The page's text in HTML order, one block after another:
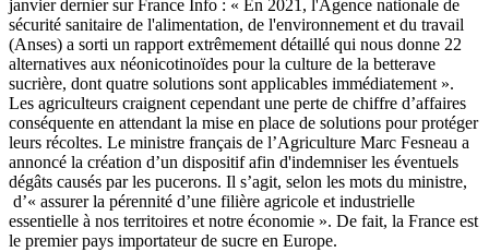
janvier dernier sur France Info : « En 2021, l'Agence nationale de
sécurité sanitaire de l'alimentation, de l'environnement et du travail
(Anses) a sorti un rapport extrêmement détaillé qui nous donne 22
alternatives aux néonicotinoïdes pour la culture de la betterave
sucrière, dont quatre solutions sont applicables immédiatement ».
Les agriculteurs craignent cependant une perte de chiffre d’affaires
conséquente en attendant la mise en place de solutions pour protéger
leurs récoltes. Le ministre français de l’Agriculture Marc Fesneau a
annoncé la création d’un dispositif afin d'indemniser les éventuels
dégâts causés par les pucerons. Il s’agit, selon les mots du ministre,
d’« assurer la pérennité d’une filière agricole et industrielle
essentielle à nos territoires et notre économie ». De fait, la France est
le premier pays importateur de sucre en Europe.